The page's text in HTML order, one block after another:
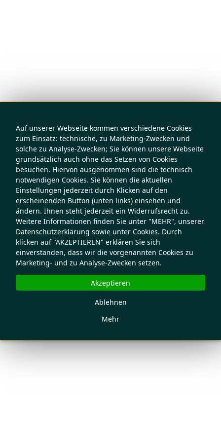
Auf unserer Webseite kommen verschiedene Cookies
zum Einsatz: technische, zu Marketing-Zwecken und
solche zu Analyse-Zwecken; Sie können unsere Webseite
grundsätzlich auch ohne das Setzen von Cookies
besuchen. Hiervon ausgenommen sind die technisch
notwendigen Cookies. Sie können die aktuellen
Einstellungen jederzeit durch Klicken auf den
erscheinenden Button (unten links) einsehen und
ändern. Ihnen steht jederzeit ein Widerrufsrecht zu.
Weitere Informationen finden Sie unter "MEHR", unserer
Datenschutzerklärung sowie unter Cookies. Durch
klicken auf "AKZEPTIEREN" erklären Sie sich
einverstanden, dass wir die vorgenannten Cookies zu
Marketing- und zu Analyse-Zwecken setzen.
Mehr
Ablehnen
Akzeptieren